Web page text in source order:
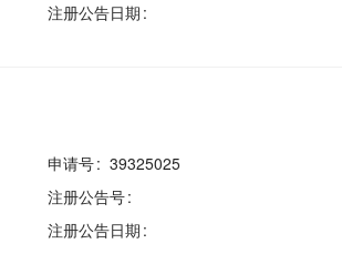
注册公告日期
申请号 39325025
注册公告号
注册公告日期